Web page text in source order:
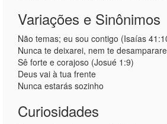
Variações e Sinônimos
Não temas; eu sou contigo (Isaías
Nunca te deixarei, nem te
Sê forte e corajoso (Josué 1:9)
Deus vai à tua frente
Nunca estarás sozinho
Curiosidades